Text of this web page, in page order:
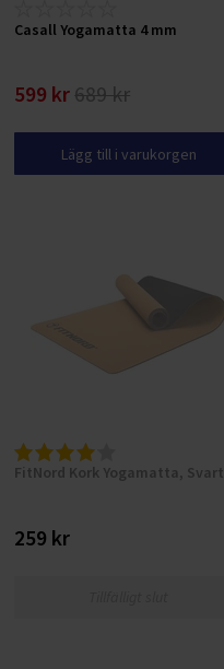
Casall Yogamatta 4 mm
599 kr 689 kr
Lägg till i varukorgen
FitNord Kork Yogamatta, Svart
259 kr